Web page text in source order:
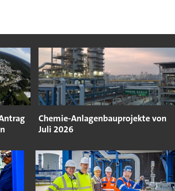
Chemie-Anlagenbauprojekte von
Juli 2026